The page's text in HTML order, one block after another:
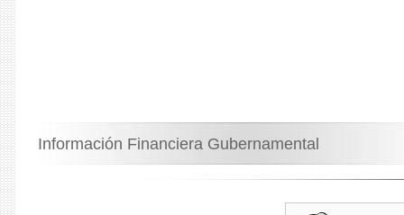
Información Financiera Gubernamental